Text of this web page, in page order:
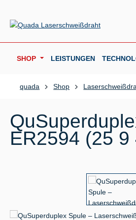
SHOP LEISTUNGEN
quada Shop
ER2594 (25
Bildergalerie überspringen